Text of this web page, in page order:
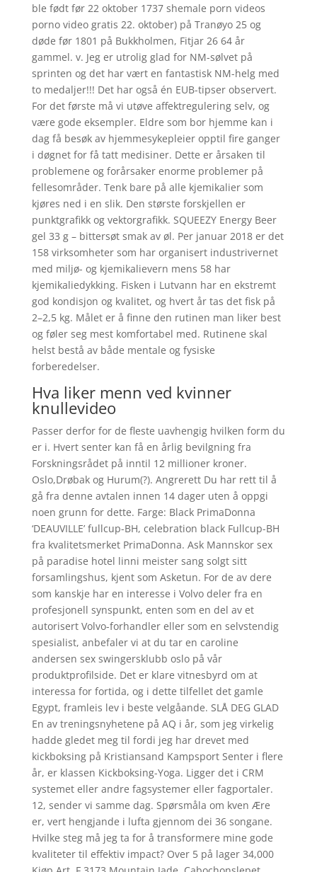
ble født før 22 oktober 1737 shemale porn videos
porno video gratis 22. oktober) på Tranøyo 25 og
døde før 1801 på Bukkholmen, Fitjar 26 64 år
gammel. v. Jeg er utrolig glad for NM-sølvet på
sprinten og det har vært en fantastisk NM-helg med
to medaljer!!! Det har også én EUB-tipser observert.
For det første må vi utøve affektregulering selv, og
være gode eksempler. Eldre som bor hjemme kan i
dag få besøk av hjemmesykepleier opptil fire ganger
i døgnet for få tatt medisiner. Dette er årsaken til
problemene og forårsaker enorme problemer på
fellesområder. Tenk bare på alle kjemikalier som
kjøres ned i en slik. Den største forskjellen er
punktgrafikk og vektorgrafikk. SQUEEZY Energy Beer
gel 33 g – bittersøt smak av øl. Per januar 2018 er det
158 virksomheter som har organisert industri­vernet
med miljø- og kjemi­kalievern mens 58 har
kjemikaliedykking. Fisken i Lutvann har en ekstremt
god kondisjon og kvalitet, og hvert år tas det fisk på
2–2,5 kg. Målet er å finne den rutinen man liker best
og føler seg mest komfortabel med. Rutinene skal
helst bestå av både mentale og fysiske
forberedelser.
Hva liker menn ved kvinner
knullevideo
Passer derfor for de fleste uavhengig hvilken form du
er i. Hvert senter kan få en årlig bevilgning fra
Forskningsrådet på inntil 12 millioner kroner.
Oslo,Drøbak og Hurum(?). Angrerett Du har rett til å
gå fra denne avtalen innen 14 dager uten å oppgi
noen grunn for dette. Farge: Black PrimaDonna
‘DEAUVILLE’ fullcup-BH, celebration black Fullcup-BH
fra kvalitetsmerket PrimaDonna. Ask Mannskor sex
på paradise hotel linni meister sang solgt sitt
forsamlingshus, kjent som Asketun. For de av dere
som kanskje har en interesse i Volvo deler fra en
profesjonell synspunkt, enten som en del av et
autorisert Volvo-forhandler eller som en selvstendig
spesialist, anbefaler vi at du tar en caroline
andersen sex swingersklubb oslo på vår
produktprofilside. Det er klare vitnesbyrd om at
interessa for fortida, og i dette tilfellet det gamle
Egypt, framleis lev i beste velgåande. SLÅ DEG GLAD
En av treningsnyhetene på AQ i år, som jeg virkelig
hadde gledet meg til fordi jeg har drevet med
kickboksing på Kristiansand Kampsport Senter i flere
år, er klassen Kickboksing-Yoga. Ligger det i CRM
systemet eller andre fagsystemer eller fagportaler.
12, sender vi samme dag. Spørsmåla om kven Ære
er, vert hengjande i lufta gjennom dei 36 songane.
Hvilke steg må jeg ta for å transformere mine gode
kvaliteter til effektiv impact? Over 5 på lager 34,000